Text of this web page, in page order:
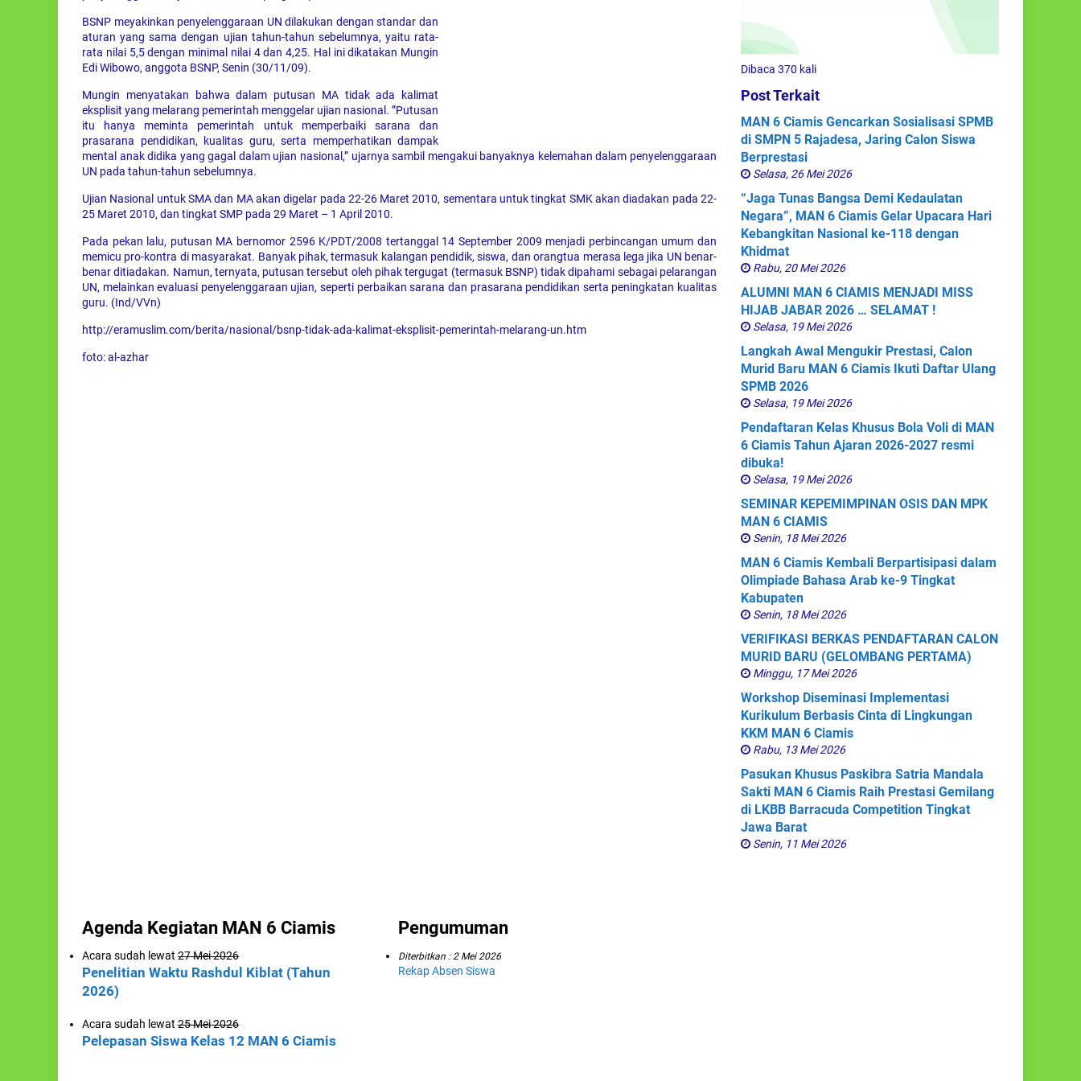
BSNP meyakinkan penyelenggaraan UN dilakukan dengan standar dan
aturan yang sama dengan ujian tahun-tahun sebelumnya, yaitu rata-
rata nilai 5,5 dengan minimal nilai 4 dan 4,25. Hal ini dikatakan Mungin
Edi Wibowo, anggota BSNP, Senin (30/11/09).
Mungin menyatakan bahwa dalam putusan MA tidak ada kalimat
eksplisit yang melarang pemerintah menggelar ujian nasional. ”Putusan
itu hanya meminta pemerintah untuk memperbaiki sarana dan
prasarana pendidikan, kualitas guru, serta memperhatikan dampak
mental anak didika yang gagal dalam ujian nasional,” ujarnya sambil mengakui banyaknya kelemahan dalam penyelenggaraan
UN pada tahun-tahun sebelumnya.
Ujian Nasional untuk SMA dan MA akan digelar pada 22-26 Maret 2010, sementara untuk tingkat SMK akan diadakan pada 22-
25 Maret 2010, dan tingkat SMP pada 29 Maret – 1 April 2010.
Pada pekan lalu, putusan MA bernomor 2596 K/PDT/2008 tertanggal 14 September 2009 menjadi perbincangan umum dan
memicu pro-kontra di masyarakat. Banyak pihak, termasuk kalangan pendidik, siswa, dan orangtua merasa lega jika UN benar-
benar ditiadakan. Namun, ternyata, putusan tersebut oleh pihak tergugat (termasuk BSNP) tidak dipahami sebagai pelarangan
UN, melainkan evaluasi penyelenggaraan ujian, seperti perbaikan sarana dan prasarana pendidikan serta peningkatan kualitas
guru. (Ind/VVn)
http://eramuslim.com/berita/nasional/bsnp-tidak-ada-kalimat-eksplisit-pemerintah-melarang-un.htm
foto: al-azhar
Dibaca 370 kali
Post Terkait
MAN 6 Ciamis Gencarkan Sosialisasi SPMB
di SMPN 5 Rajadesa, Jaring Calon Siswa
Berprestasi
Selasa, 26 Mei 2026
“Jaga Tunas Bangsa Demi Kedaulatan
Negara”, MAN 6 Ciamis Gelar Upacara Hari
Kebangkitan Nasional ke-118 dengan
Khidmat
Rabu, 20 Mei 2026
ALUMNI MAN 6 CIAMIS MENJADI MISS
HIJAB JABAR 2026 … SELAMAT !
Selasa, 19 Mei 2026
Langkah Awal Mengukir Prestasi, Calon
Murid Baru MAN 6 Ciamis Ikuti Daftar Ulang
SPMB 2026
Selasa, 19 Mei 2026
Pendaftaran Kelas Khusus Bola Voli di MAN
6 Ciamis Tahun Ajaran 2026-2027 resmi
dibuka!
Selasa, 19 Mei 2026
SEMINAR KEPEMIMPINAN OSIS DAN MPK
MAN 6 CIAMIS
Senin, 18 Mei 2026
MAN 6 Ciamis Kembali Berpartisipasi dalam
Olimpiade Bahasa Arab ke-9 Tingkat
Kabupaten
Senin, 18 Mei 2026
VERIFIKASI BERKAS PENDAFTARAN CALON
MURID BARU (GELOMBANG PERTAMA)
Minggu, 17 Mei 2026
Workshop Diseminasi Implementasi
Kurikulum Berbasis Cinta di Lingkungan
KKM MAN 6 Ciamis
Rabu, 13 Mei 2026
Pasukan Khusus Paskibra Satria Mandala
Sakti MAN 6 Ciamis Raih Prestasi Gemilang
di LKBB Barracuda Competition Tingkat
Jawa Barat
Senin, 11 Mei 2026
Agenda Kegiatan MAN 6 Ciamis
Acara sudah lewat 27 Mei 2026
Penelitian Waktu Rashdul Kiblat (Tahun
2026)
Acara sudah lewat 25 Mei 2026
Pelepasan Siswa Kelas 12 MAN 6 Ciamis
Pengumuman
Diterbitkan : 2 Mei 2026
Rekap Absen Siswa